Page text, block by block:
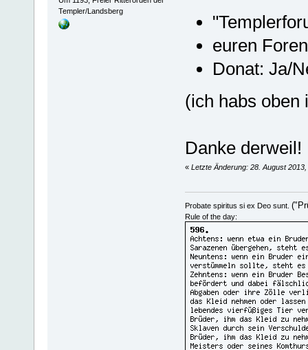
Templer/Landsberg
euren
Donat: Ja/
(ich habs oben
Danke derweil!
« Letzte Änderung: 28. August
Probate spiritus si ex Deo sunt.
Rule of the day: